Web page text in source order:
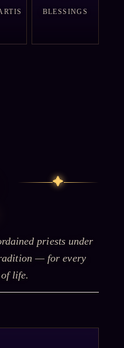
BLESSINGS
✦
priests under
— for every
life.